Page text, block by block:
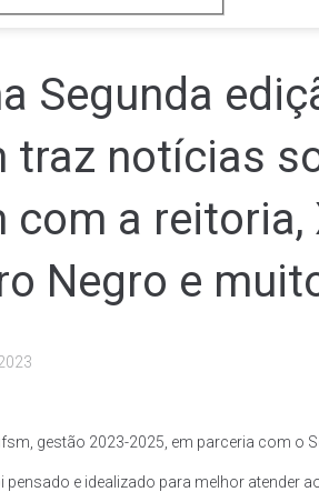
Segunda
traz notícias
a reitoria,
Negro e
gestão 2023-2025, em parceria com o
e idealizado para melhor atender